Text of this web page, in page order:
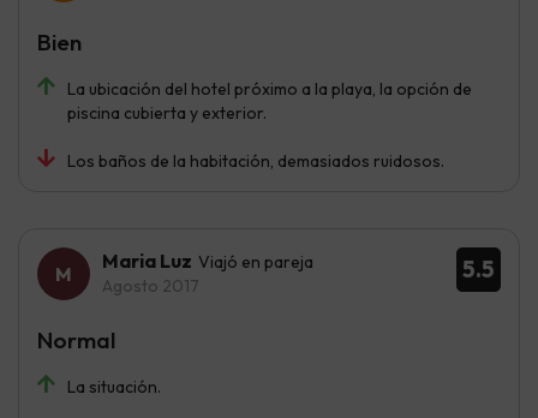
La ubicación del hotel próximo a la playa, la opción de
piscina cubierta y exterior.
Los baños de la habitación, demasiados ruidosos.
Bien
5.5
Maria Luz Viajó en pareja
Agosto 2017
La situación.
Normal